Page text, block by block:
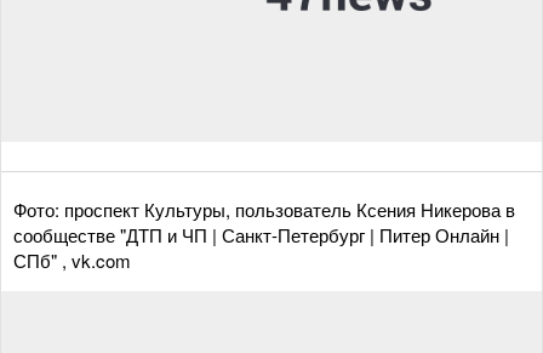
Фото: проспект Культуры, пользователь Ксения Никерова в
сообществе "ДТП и ЧП | Санкт-Петербург | Питер Онлайн |
СПб" , vk.com